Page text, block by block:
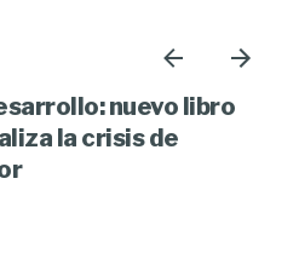
nuevo libro
la crisis de